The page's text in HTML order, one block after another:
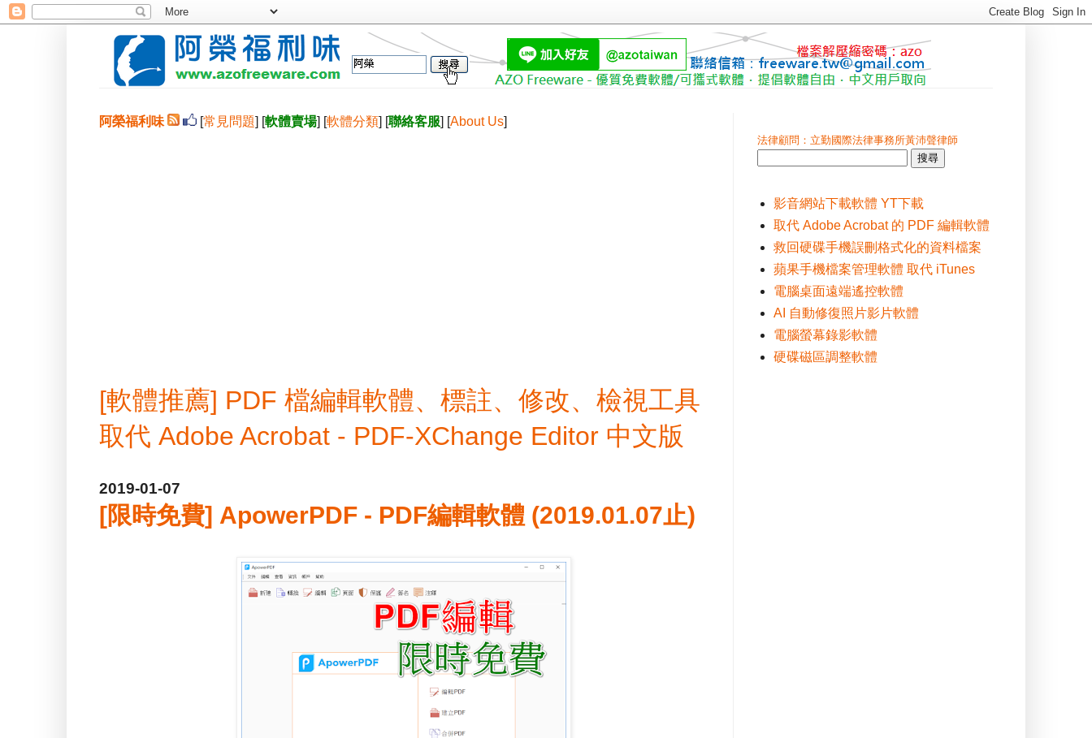
阿榮福利味 [常見問題] [軟體賣場] [軟體分類] [聯絡客服] [About Us]
[軟體推薦] PDF 檔編輯軟體、標註、修改、檢視工具
取代 Adobe Acrobat - PDF-XChange Editor 中文版
2019-01-07
[限時免費] ApowerPDF - PDF編輯軟體 (2019.01.07止)
法律顧問：立勤國際法律事務所黃沛聲律師
影音網站下載軟體 YT下載
取代 Adobe Acrobat 的 PDF 編輯軟體
救回硬碟手機誤刪格式化的資料檔案
蘋果手機檔案管理軟體 取代 iTunes
電腦桌面遠端遙控軟體
AI 自動修復照片影片軟體
電腦螢幕錄影軟體
硬碟磁區調整軟體